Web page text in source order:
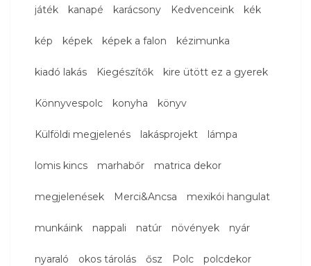
játék kanapé karácsony Kedvenceink kék
kép képek képek a falon kézimunka
kiadó lakás Kiegészítők kire ütött ez a gyerek
Könnyvespolc konyha könyv
Külföldi megjelenés lakásprojekt lámpa
lomis kincs marhabőr matrica dekor
megjelenések Merci&Ancsa mexikói hangulat
munkáink nappali natúr növények nyár
nyaraló okos tárolás ősz Polc polcdekor